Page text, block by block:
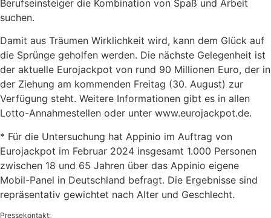
Berufseinsteiger die Kombination von Spaß und Arbeit
suchen.
Damit aus Träumen Wirklichkeit wird, kann dem Glück auf
die Sprünge geholfen werden. Die nächste Gelegenheit ist
der aktuelle Eurojackpot von rund 90 Millionen Euro, der in
der Ziehung am kommenden Freitag (30. August) zur
Verfügung steht. Weitere Informationen gibt es in allen
Lotto-Annahmestellen oder unter www.eurojackpot.de.
* Für die Untersuchung hat Appinio im Auftrag von
Eurojackpot im Februar 2024 insgesamt 1.000 Personen
zwischen 18 und 65 Jahren über das Appinio eigene
Mobil-Panel in Deutschland befragt. Die Ergebnisse sind
repräsentativ gewichtet nach Alter und Geschlecht.
Pressekontakt: